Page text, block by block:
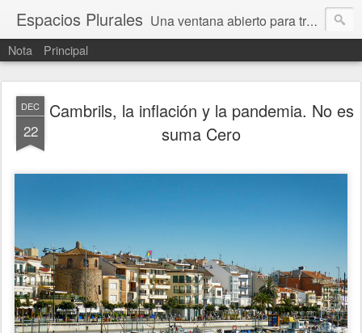
Espacios Plurales Una ventana abierto para tratar problemas que nos afectan a todxs. Temas sociales, educación, cultura, economía, política, derechos, calidad de vida. Estamos gobernados, pero queremos una calidad mayor en la política.
Nota Principal
DEC
22
Cambrils, la inflación y la pandemia. No es
suma Cero